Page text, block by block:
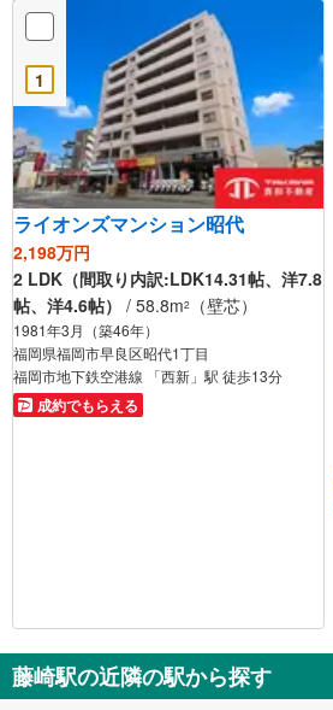
1
ライオンズマンション昭代
2,198万円
2 LDK（間取り内訳:LDK14.31帖、洋7.8
帖、洋4.6帖） / 58.8m2 （壁芯）
1981年3月（築46年）
福岡県福岡市早良区昭代1丁目
福岡市地下鉄空港線 「西新」駅 徒歩13分
成約でもらえる
藤崎駅の近隣の駅から探す